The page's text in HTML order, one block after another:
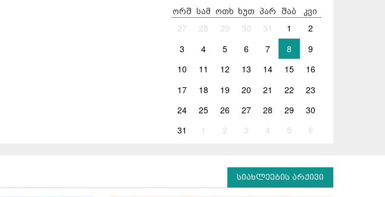
ორშ სამ ოთხ ხუთ პარ შაბ კვი
27 28 29 30 31 1
2
3
4 5 6 7 8
9
10
11 12 13 14 15
16
17
18 19 20 21 22
23
24
25 26 27 28 29
30
31
1 2 3 4 5 6
სიახლეების არქივი